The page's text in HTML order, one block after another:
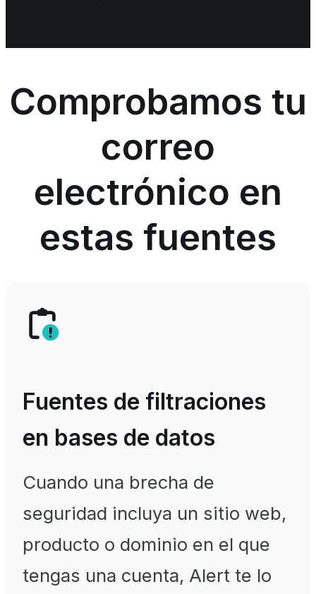
Comprobamos tu
correo
electrónico en
estas fuentes
Fuentes de filtraciones
en bases de datos
Cuando una brecha de
seguridad incluya un sitio web,
producto o dominio en el que
tengas una cuenta, Alert te lo